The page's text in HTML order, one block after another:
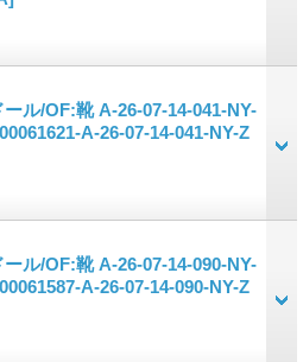
ル/OF:靴 A-26-07-14-041-NY-
A-26-07-14-041-NY-Z
ル/OF:靴 A-26-07-14-090-NY-
A-26-07-14-090-NY-Z